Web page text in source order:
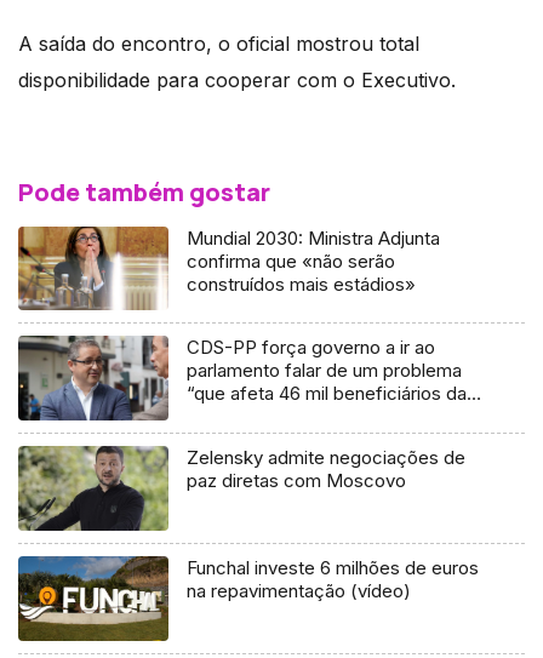
A saída do encontro, o oficial mostrou total
disponibilidade para cooperar com o Executivo.
Pode também gostar
Mundial 2030: Ministra Adjunta
confirma que «não serão
construídos mais estádios»
CDS-PP força governo a ir ao
parlamento falar de um problema
“que afeta 46 mil beneficiários da
Zelensky admite negociações de
paz diretas com Moscovo
Funchal investe 6 milhões de euros
na repavimentação (vídeo)